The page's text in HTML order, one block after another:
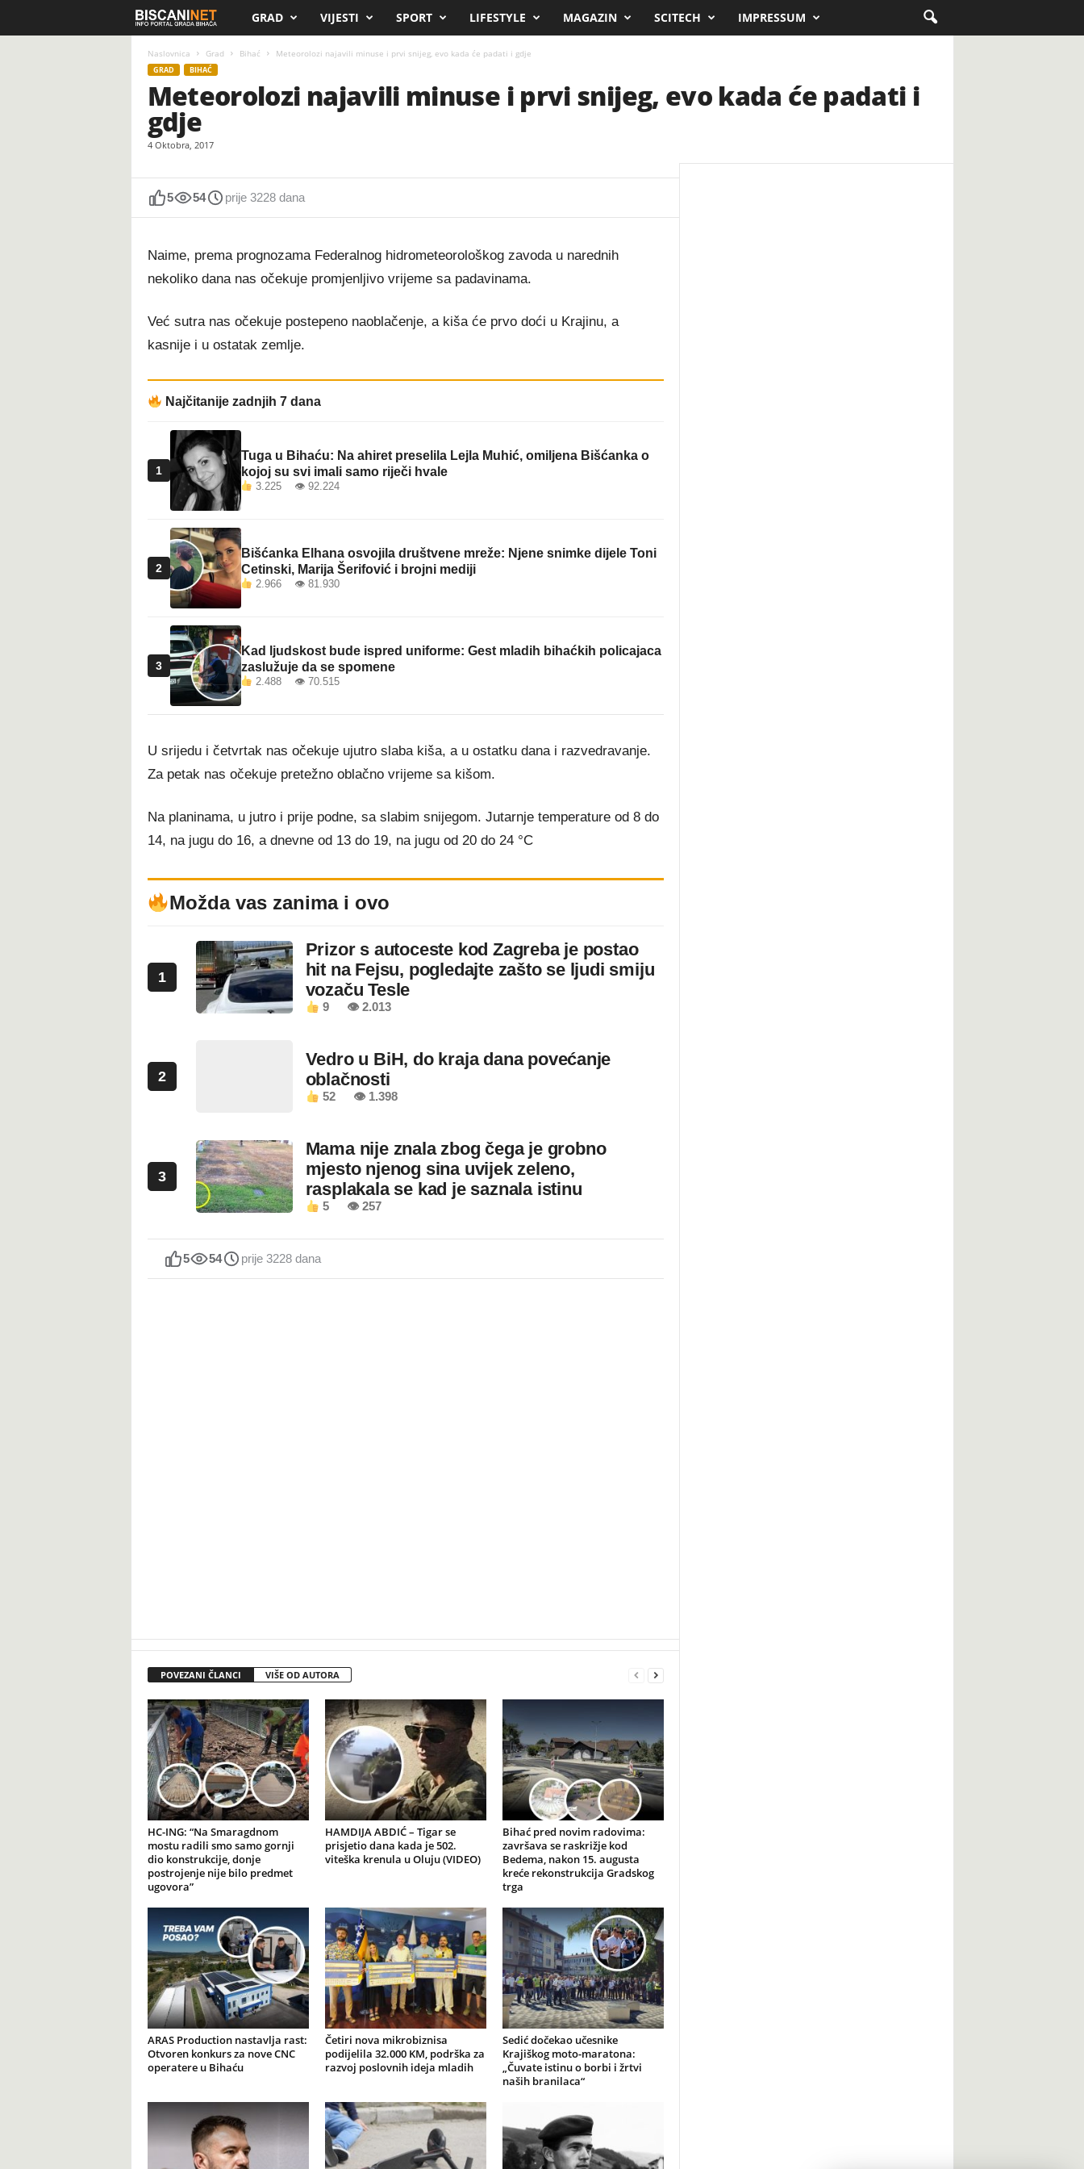
i
n
.
GRAD VIJESTI SPORT LIFESTYLE MAGAZIN SCITECH IMPRESSUM
Naslovnica Grad Bihać Meteorolozi najavili minuse i prvi snijeg, evo kada će padati i gdje
GRAD BIHAĆ
Meteorolozi najavili minuse i prvi snijeg, evo kada će padati i
gdje
4 Oktobra, 2017
5 54 prije 3228 dana
Naime, prema prognozama Federalnog hidrometeorološkog zavoda u narednih
nekoliko dana nas očekuje promjenljivo vrijeme sa padavinama.
Već sutra nas očekuje postepeno naoblačenje, a kiša će prvo doći u Krajinu, a
kasnije i u ostatak zemlje.
Najčitanije zadnjih 7 dana
1
Tuga u Bihaću: Na ahiret preselila Lejla Muhić, omiljena Bišćanka o
kojoj su svi imali samo riječi hvale
3.225 👁 92.224
2
Bišćanka Elhana osvojila društvene mreže: Njene snimke dijele Toni
Cetinski, Marija Šerifović i brojni mediji
2.966 👁 81.930
3
Kad ljudskost bude ispred uniforme: Gest mladih bihaćkih policajaca
zaslužuje da se spomene
2.488 👁 70.515
U srijedu i četvrtak nas očekuje ujutro slaba kiša, a u ostatku dana i razvedravanje.
Za petak nas očekuje pretežno oblačno vrijeme sa kišom.
Na planinama, u jutro i prije podne, sa slabim snijegom. Jutarnje temperature od 8 do
14, na jugu do 16, a dnevne od 13 do 19, na jugu od 20 do 24 °C
Možda vas zanima i ovo
1
Prizor s autoceste kod Zagreba je postao
hit na Fejsu, pogledajte zašto se ljudi smiju
vozaču Tesle
9 👁 2.013
2
Vedro u BiH, do kraja dana povećanje
oblačnosti
52 👁 1.398
3
Mama nije znala zbog čega je grobno
mjesto njenog sina uvijek zeleno,
rasplakala se kad je saznala istinu
5 👁 257
5 54 prije 3228 dana
POVEZANI ČLANCI VIŠE OD AUTORA
HC-ING: “Na Smaragdnom
mostu radili smo samo gornji
dio konstrukcije, donje
postrojenje nije bilo predmet
ugovora”
HAMDIJA ABDIĆ – Tigar se
prisjetio dana kada je 502.
viteška krenula u Oluju (VIDEO)
Bihać pred novim radovima:
završava se raskrižje kod
Bedema, nakon 15. augusta
kreće rekonstrukcija Gradskog
trga
ARAS Production nastavlja rast:
Otvoren konkurs za nove CNC
operatere u Bihaću
Četiri nova mikrobiznisa
podijelila 32.000 KM, podrška za
razvoj poslovnih ideja mladih
Sedić dočekao učesnike
Krajiškog moto-maratona:
„Čuvate istinu o borbi i žrtvi
naših branilaca“